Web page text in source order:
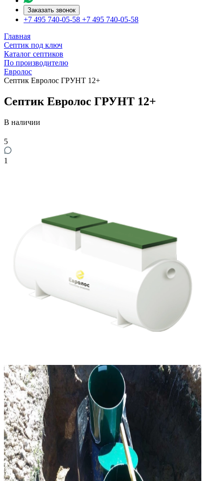
Заказать звонок
+7 495 740-05-58 +7 495 740-05-58
Главная
Септик под ключ
Каталог септиков
По производителю
Евролос
Септик Евролос ГРУНТ 12+
Септик Евролос ГРУНТ 12+
В наличии
5
1